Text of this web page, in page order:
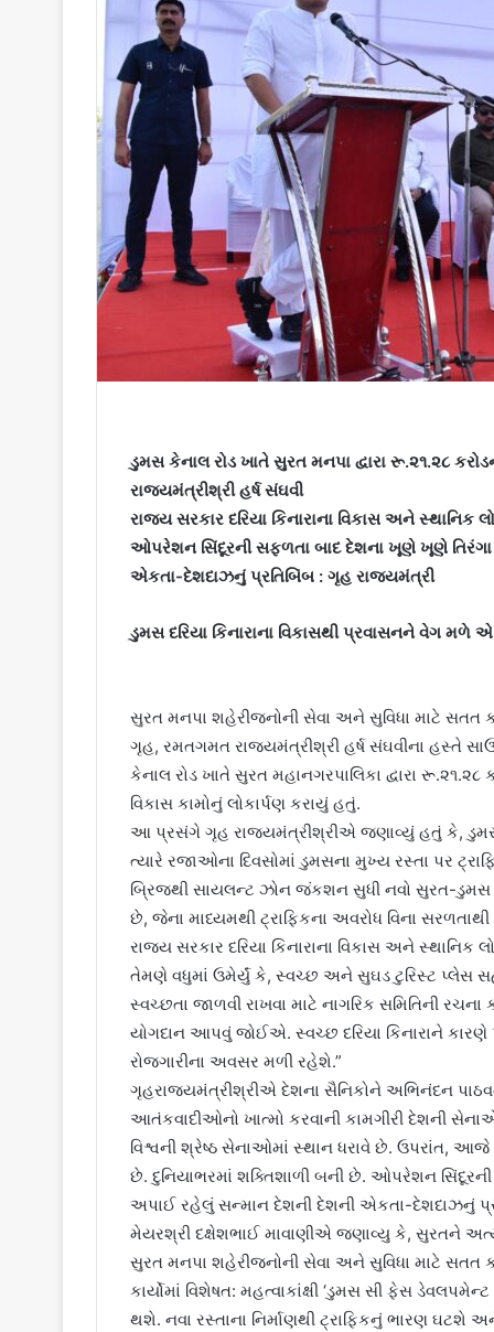
ડુમસ કેનાલ રોડ ખાતે સુરત મનપા દ્વારા રૂ.૨૧.૨૮
રાજ્યમંત્રીશ્રી હર્ષ સંઘવી
રાજ્ય સરકાર દરિયા કિનારાના વિકાસ અને સ્થાનિક
ઓપરેશન સિંદૂરની સફળતા બાદ દેશના ખૂણે ખૂણે તિરંગા
એકતા-દેશદાઝનું પ્રતિબિંબ : ગૃહ રાજ્યમંત્રી
ડુમસ દરિયા કિનારાના વિકાસથી પ્રવાસનને વેગ મળે
સુરત મનપા શહેરીજનોની સેવા અને સુવિધા માટે સતત
ગૃહ, રમતગમત રાજ્યમંત્રીશ્રી હર્ષ સંઘવીના હસ્તે
કેનાલ રોડ ખાતે સુરત મહાનગરપાલિકા દ્વારા રૂ.૨૧.૨૮
વિકાસ કામોનું લોકાર્પણ કરાયું હતું.
આ પ્રસંગે ગૃહ રાજ્યમંત્રીશ્રીએ જણાવ્યું હતું કે, ડુમસ
ત્યારે રજાઓના દિવસોમાં ડુમસના મુખ્ય રસ્તા પર
બ્રિજથી સાયલન્ટ ઝોન જંકશન સુધી નવો સુરત-ડુમસ
છે, જેના માધ્યમથી ટ્રાફિકના અવરોધ વિના સરળતાથી
રાજ્ય સરકાર દરિયા કિનારાના વિકાસ અને
તેમણે વધુમાં ઉમેર્યું કે, સ્વચ્છ અને સુઘડ ટુરિસ્ટ પ્લેસ
સ્વચ્છતા જાળવી રાખવા માટે નાગરિક સમિતિની
યોગદાન આપવું જોઈએ. સ્વચ્છ દરિયા કિનારાને
રોજગારીના અવસર મળી રહેશે.”
ગૃહરાજ્યમંત્રીશ્રીએ દેશના સૈનિકોને અભિનંદન
આતંકવાદીઓનો ખાત્મો કરવાની કામગીરી દેશની
વિશ્વની શ્રેષ્ઠ સેનાઓમાં સ્થાન ધરાવે છે. ઉપરાંત, આજે
છે. દુનિયાભરમાં શક્તિશાળી બની છે. ઓપરેશન
અપાઈ રહેલું સન્માન દેશની દેશની એકતા-દેશદાઝનું
મેયરશ્રી દક્ષેશભાઈ માવાણીએ જણાવ્યુ કે, સુરતને
સુરત મનપા શહેરીજનોની સેવા અને સુવિધા માટે સતત
કાર્યોમાં વિશેષત: મહત્વાકાંક્ષી ‘ડુમસ સી ફેસ
થશે. નવા રસ્તાના નિર્માણથી ટ્રાફિકનું ભારણ